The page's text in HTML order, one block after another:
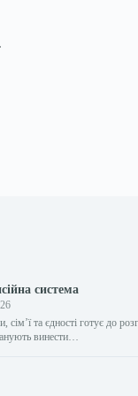
система
сім’ї та єдності готує до
винести…